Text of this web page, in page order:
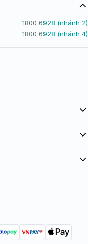
1800 6928 (nhánh 2)
1800 6928 (nhánh 4)